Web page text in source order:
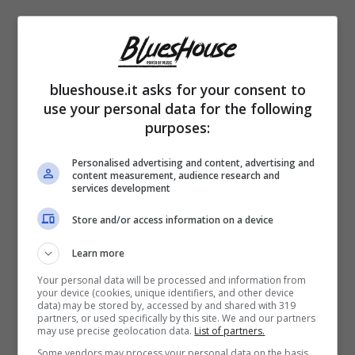
Paola Perego ha dovuto abbandonare il
Ventura, stiamo parlando di “ Citofonare Rai
”. Il pubblico, dopo la pubblicità, non ha
visto rientrare la conduttrice instudio e subito
si è chiesto cosa fosse successo.
La Ventura, a quel punto, ha chiarito tutto
spiegando: “
niente di grave, un male di stagione. È
dovuta andare a casa”. I telespettatori sono
blueshouse.it asks for your consent to
use your personal data for the following
purposes:
Personalised advertising and content, advertising and
content measurement, audience research and
services development
Store and/or access information on a device
Learn more
Your personal data will be processed and information from
your device (cookies, unique identifiers, and other device
data) may be stored by, accessed by and shared with 319
partners, or used specifically by this site. We and our partners
may use precise geolocation data. List of partners.